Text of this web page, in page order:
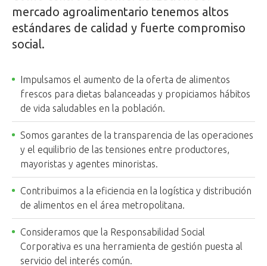
mercado agroalimentario tenemos altos
estándares de calidad y fuerte compromiso
social.
Impulsamos el aumento de la oferta de alimentos
frescos para dietas balanceadas y propiciamos hábitos
de vida saludables en la población.
Somos garantes de la transparencia de las operaciones
y el equilibrio de las tensiones entre productores,
mayoristas y agentes minoristas.
Contribuimos a la eficiencia en la logística y distribución
de alimentos en el área metropolitana.
Consideramos que la Responsabilidad Social
Corporativa es una herramienta de gestión puesta al
servicio del interés común.